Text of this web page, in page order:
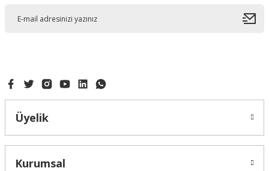
Üyelik
Kurumsal